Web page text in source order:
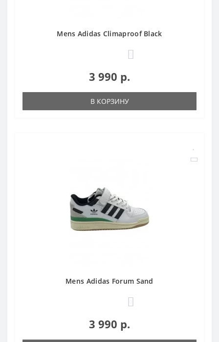
Mens Adidas Climaproof Black
3 990 р.
В КОРЗИНУ
Mens Adidas Forum Sand
3 990 р.